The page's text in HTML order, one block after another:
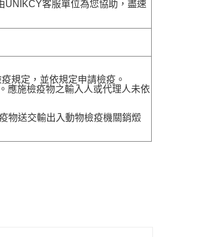
UNIKCY客服單位為您協助，盡速
規定，並依規定申請檢疫。
應施檢疫物之輸入人或代理人未依
物送交輸出入動物檢疫機關銷燬